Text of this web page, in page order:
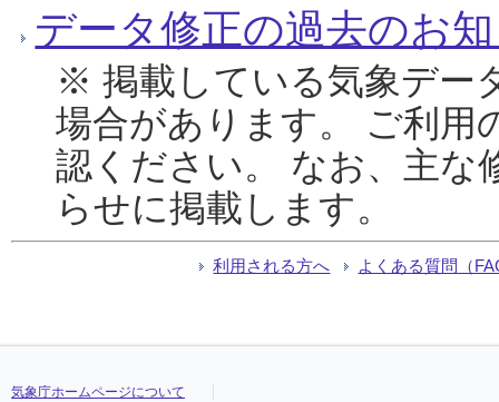
データ修正の過去のお
※ 掲載している気象デー
場合があります。 ご利用
認ください。 なお、主な
らせに掲載します。
利用される方へ よくある質問（
気象庁ホームページについて